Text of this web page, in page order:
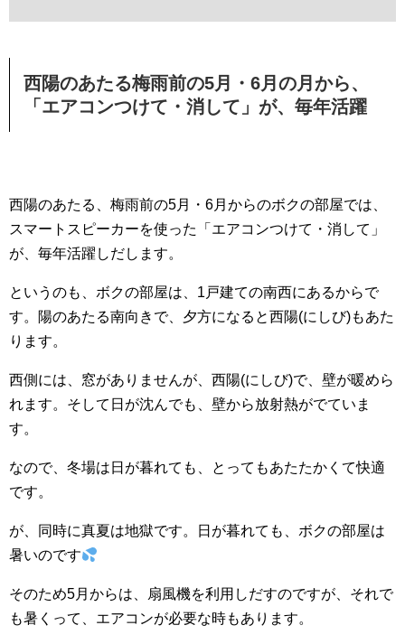
西陽のあたる梅雨前の5月・6月の月から、
「エアコンつけて・消して」が、毎年活躍
西陽のあたる、梅雨前の5月・6月からのボクの部屋では、
スマートスピーカーを使った「エアコンつけて・消して」
が、毎年活躍しだします。
というのも、ボクの部屋は、1戸建ての南西にあるからで
す。陽のあたる南向きで、夕方になると西陽(にしび)もあた
ります。
西側には、窓がありませんが、西陽(にしび)で、壁が暖めら
れます。そして日が沈んでも、壁から放射熱がでていま
す。
なので、冬場は日が暮れても、とってもあたたかくて快適
です。
が、同時に真夏は地獄です。日が暮れても、ボクの部屋は
暑いのです
そのため5月からは、扇風機を利用しだすのですが、それで
も暑くって、エアコンが必要な時もあります。